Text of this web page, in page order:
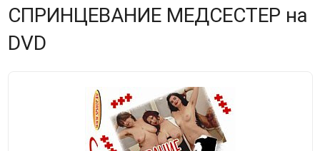
СПРИНЦЕВАНИЕ МЕДСЕСТЕР на
DVD